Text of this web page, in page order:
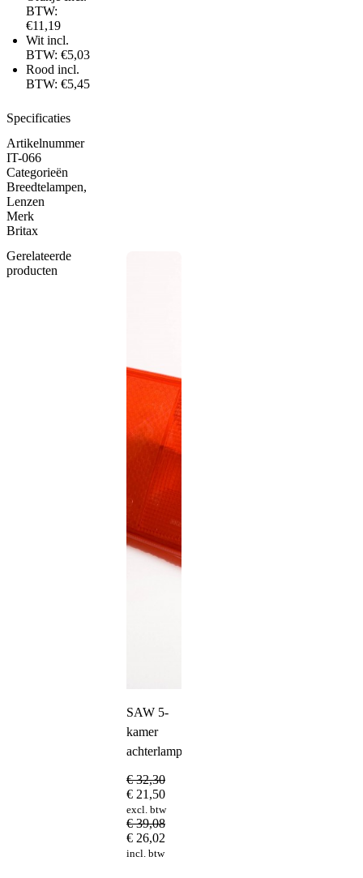
BTW:
€11,19
Wit incl.
BTW: €5,03
Rood incl.
BTW: €5,45
Specificaties
Artikelnummer
IT-066
Categorieën
Breedtelampen,
Lenzen
Merk
Britax
Gerelateerde
producten
SAW 5-
kamer
achterlampglas
€32,30
€ 21,50
excl. btw
€39,08
€ 26,02
incl. btw